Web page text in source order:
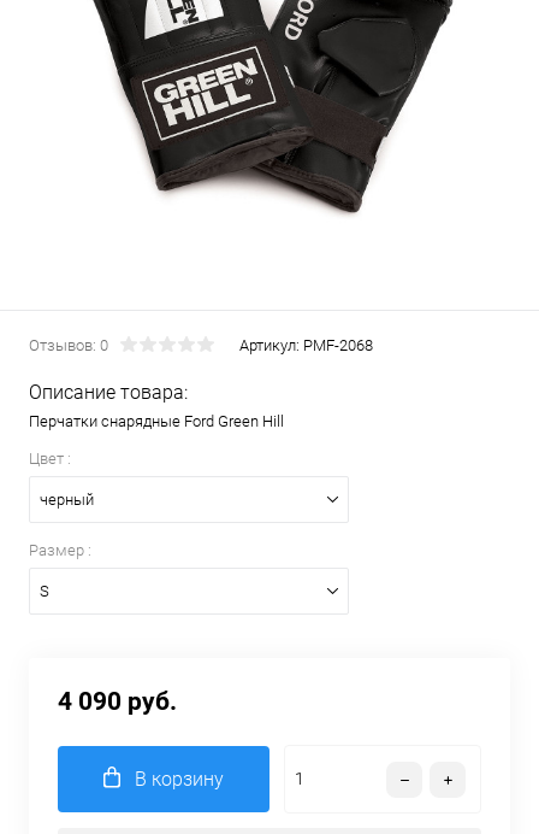
Отзывов: 0 Артикул: PMF-2068
Описание товара:
Перчатки снарядные Ford Green Hill
Цвет :
черный
Размер :
S
4 090 руб.
В корзину